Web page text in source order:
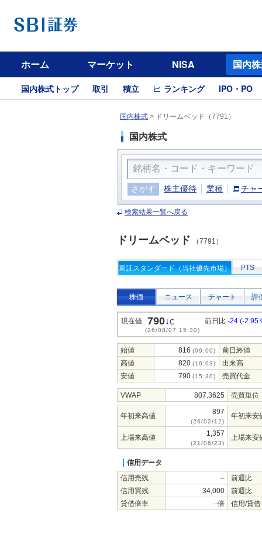
ホーム マーケット NISA 国内
国内株式トップ 取引 積立 ランキング IPO・PO
国内株式 > ドリームベッド（7791）
国内株式
さがす 株主優待 業種 チャ
検索結果一覧へ戻る
ドリームベッド （7791）
東証スタンダード（当社優先市場） PTS
株価 ニュース チャート 評
現在値 790↓C
(26/08/07 15:30)
前日比 -24 (-2.95
始値 816 (09:00)
前日終値
高値
820 (10:03)
出来高
安値
790 (15:30) 売買代金
VWAP 807.3625 売買単位
年初来高値 897
(26/02/12)
年初来安
上場来高値 1,357
(21/06/23)
上場来安
信用データ
信用売残
--
前週比
信用買残
34,000
前週比
貸借倍率
--倍 信用/貸借